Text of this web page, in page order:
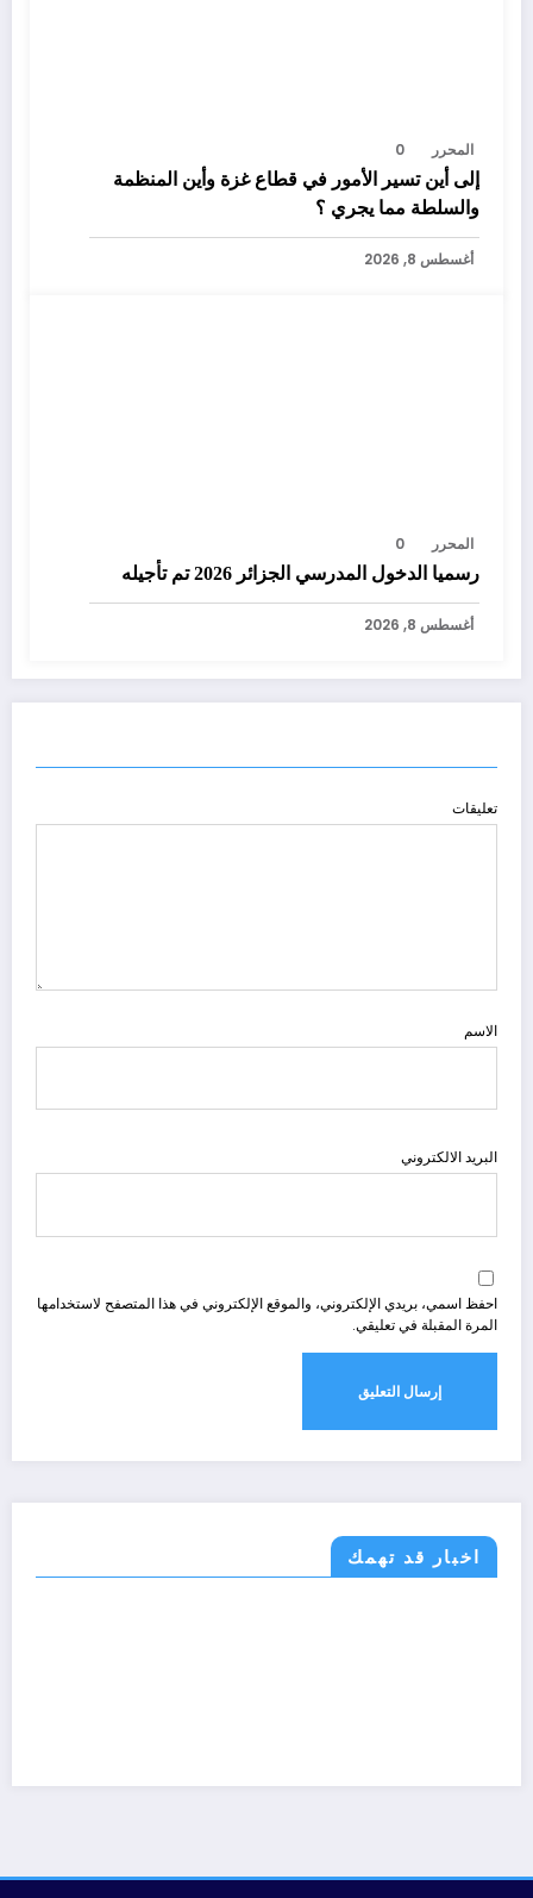
المحرر
0
إلى أين تسير الأمور في قطاع غزة وأين المنظمة
والسلطة مما يجري ؟
أغسطس 8, 2026
المحرر
0
رسميا الدخول المدرسي الجزائر 2026 تم تأجيله
أغسطس 8, 2026
تعليقات
الاسم
البريد الالكتروني
احفظ اسمي، بريدي الإلكتروني، والموقع الإلكتروني في هذا المتصفح لاستخدامها
المرة المقبلة في تعليقي.
اخبار قد تهمك